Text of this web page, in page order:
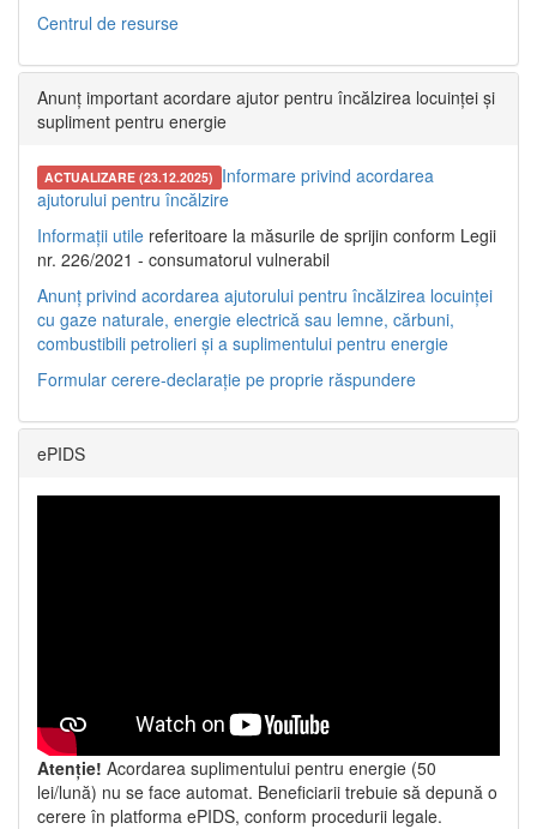
Centrul de resurse
Anunț important acordare ajutor pentru încălzirea locuinței și
supliment pentru energie
ACTUALIZARE (23.12.2025) Informare privind acordarea
ajutorului pentru încălzire
Informații utile referitoare la măsurile de sprijin conform Legii
nr. 226/2021 - consumatorul vulnerabil
Anunț privind acordarea ajutorului pentru încălzirea locuinței
cu gaze naturale, energie electrică sau lemne, cărbuni,
combustibili petrolieri și a suplimentului pentru energie
Formular cerere-declarație pe proprie răspundere
ePIDS
Atenție! Acordarea suplimentului pentru energie (50
lei/lună) nu se face automat. Beneficiarii trebuie să depună o
cerere în platforma ePIDS, conform procedurii legale.